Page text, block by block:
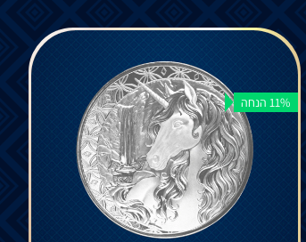
11% הנחה